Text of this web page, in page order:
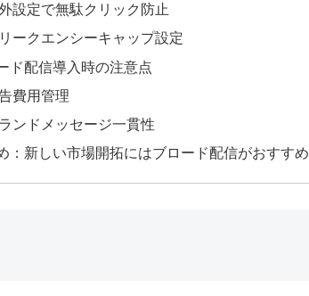
設定で無駄クリック防止
ークエンシーキャップ設定
ド配信導入時の注意点
費用管理
ンドメッセージ一貫性
：新しい市場開拓にはブロード配信がおすすめ